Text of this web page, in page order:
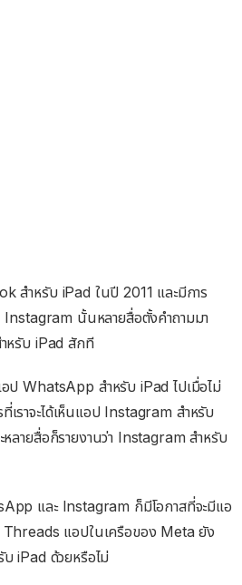
สำหรับ iPad ในปี 2011 และมีการ
Instagram นั้นหลายสื่อตั้งคำถามมา
ำหรับ iPad สักที
ป WhatsApp สำหรับ iPad ไปเมื่อไม่
เราจะได้เห็นแอป Instagram สำหรับ
ลายสื่อก็รายงานว่า Instagram สำหรับ
และ Instagram ก็มีโอกาสที่จะมีแอ
แอปในเครือของ Meta ยัง
บ iPad ด้วยหรือไม่